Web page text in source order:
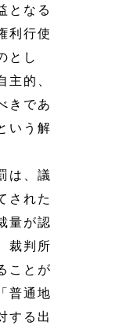
となる
利行使
とし
主的、
きであ
いう解
は、議
された
量が認
裁判所
ことが
普通地
する出